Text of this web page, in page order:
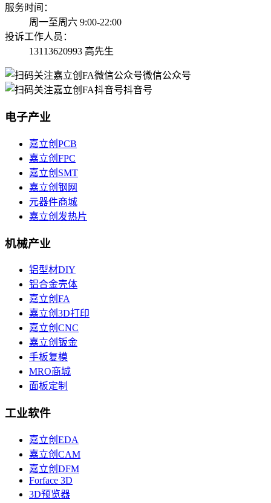
服务时间：
周一至周六 9:00-22:00
投诉工作人员：
13113620993 高先生
微信公众号
抖音号
电子产业
嘉立创PCB
嘉立创FPC
嘉立创SMT
嘉立创钢网
元器件商城
嘉立创发热片
机械产业
铝型材DIY
铝合金壳体
嘉立创FA
嘉立创3D打印
嘉立创CNC
嘉立创钣金
手板复模
MRO商城
面板定制
工业软件
嘉立创EDA
嘉立创CAM
嘉立创DFM
Forface 3D
3D预览器